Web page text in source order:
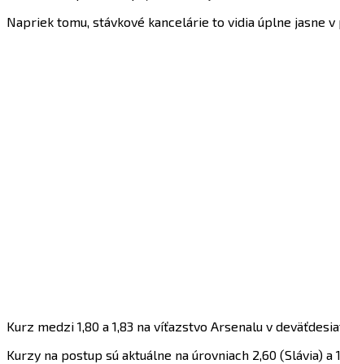
Napriek tomu, stávkové kancelárie to vidia úplne jasne
Kurz medzi 1,80 a 1,83 na víťazstvo Arsenalu v
Kurzy na postup sú aktuálne na úrovniach 2,60 (Slávia) a